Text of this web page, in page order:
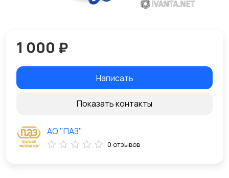
1 000 ₽
Написать
Показать контакты
АО "ПАЗ"
0 отзывов